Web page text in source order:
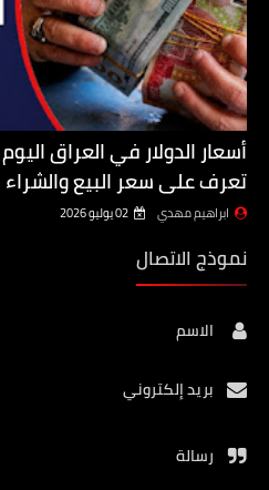
تعرف على سعر البيع
ابراهيم مهدي 02 يوليو 2026
نموذج الاتصال
الاسم
بريد إلكتروني
رسالة